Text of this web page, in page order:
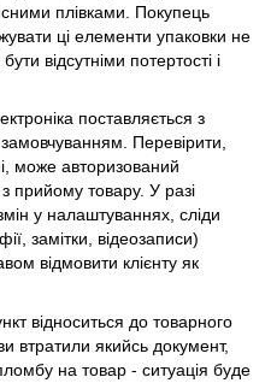
плівками. Покупець
ці елементи упаковки не
відсутніми потертості і
поставляється з
Перевірити,
може авторизований
прийому товару. У разі
у налаштуваннях, сліди
замітки, відеозаписи)
відмовити клієнту як
відноситься до товарного
втратили якийсь документ,
на товар - ситуація буде